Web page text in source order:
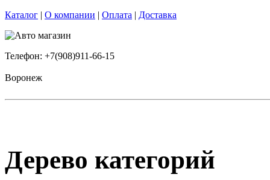
Каталог | О компании | Оплата | Доставка
Телефон: +7(908)911-66-15
Воронеж
Дерево категорий